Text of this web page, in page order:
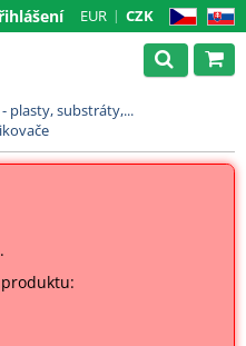
CZ SK
EUR CZK
plasty, substráty,...